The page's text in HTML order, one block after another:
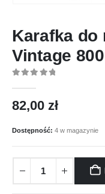
Karafka do
Vintage
82,00 zł
Dostępność: 4 w magazynie